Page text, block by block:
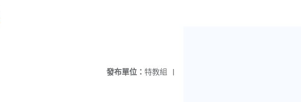
發布單位： 特教組 |